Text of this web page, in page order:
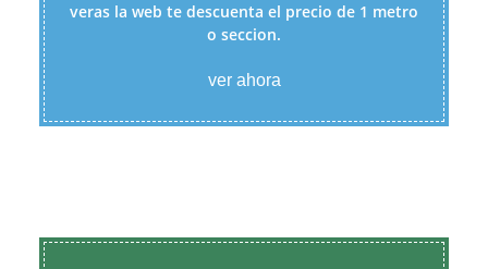
veras la web te descuenta el precio de 1 metro
o seccion.
ver ahora